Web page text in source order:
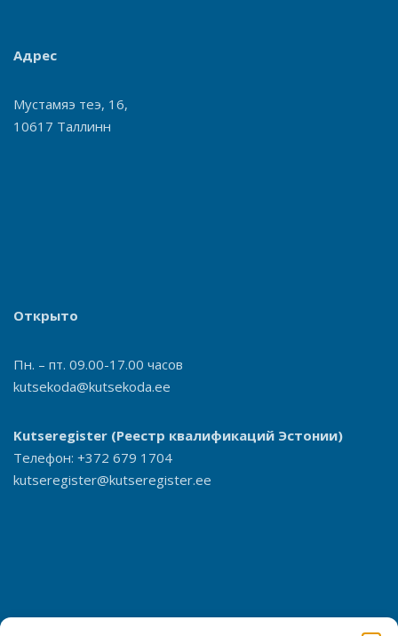
Адрес
Мустамяэ теэ, 16,
10617 Таллинн
Открыто
Пн. – пт. 09.00-17.00 часов
kutsekoda@kutsekoda.ee
Kutseregister (Реестр квалификаций Эстонии)
Телефон: +372 679 1704
kutseregister@kutseregister.ee